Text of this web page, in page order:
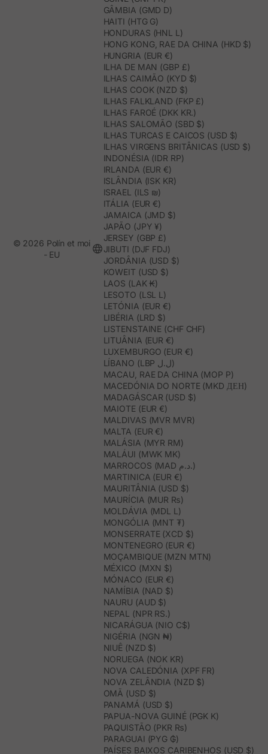
GÂMBIA (GMD D)
HAITI (HTG G)
HONDURAS (HNL L)
HONG KONG, RAE DA CHINA (HKD $)
HUNGRIA (EUR €)
ILHA DE MAN (GBP £)
ILHAS CAIMÃO (KYD $)
ILHAS COOK (NZD $)
ILHAS FALKLAND (FKP £)
ILHAS FAROÉ (DKK KR.)
ILHAS SALOMÃO (SBD $)
ILHAS TURCAS E CAICOS (USD $)
ILHAS VIRGENS BRITÂNICAS (USD $)
INDONÉSIA (IDR RP)
IRLANDA (EUR €)
ISLÂNDIA (ISK KR)
ISRAEL (ILS ₪)
ITÁLIA (EUR €)
JAMAICA (JMD $)
JAPÃO (JPY ¥)
JERSEY (GBP £)
JIBUTI (DJF FDJ)
JORDÂNIA (USD $)
KOWEIT (USD $)
LAOS (LAK ₭)
LESOTO (LSL L)
LETÓNIA (EUR €)
LIBÉRIA (LRD $)
LISTENSTAINE (CHF CHF)
LITUÂNIA (EUR €)
LUXEMBURGO (EUR €)
LÍBANO (LBP ل.ل)
MACAU, RAE DA CHINA (MOP P)
MACEDÓNIA DO NORTE (MKD ДЕН)
MADAGÁSCAR (USD $)
MAIOTE (EUR €)
MALDIVAS (MVR MVR)
MALTA (EUR €)
MALÁSIA (MYR RM)
MALÁUI (MWK MK)
MARROCOS (MAD د.م.)
MARTINICA (EUR €)
MAURITÂNIA (USD $)
MAURÍCIA (MUR ₨)
MOLDÁVIA (MDL L)
MONGÓLIA (MNT ₮)
MONSERRATE (XCD $)
MONTENEGRO (EUR €)
MOÇAMBIQUE (MZN MTN)
MÉXICO (MXN $)
MÓNACO (EUR €)
NAMÍBIA (NAD $)
NAURU (AUD $)
NEPAL (NPR RS.)
NICARÁGUA (NIO C$)
NIGÉRIA (NGN ₦)
NIUÊ (NZD $)
NORUEGA (NOK KR)
NOVA CALEDÓNIA (XPF FR)
NOVA ZELÂNDIA (NZD $)
OMÃ (USD $)
PANAMÁ (USD $)
PAPUA-NOVA GUINÉ (PGK K)
PAQUISTÃO (PKR ₨)
PARAGUAI (PYG ₲)
PAÍSES BAIXOS CARIBENHOS (USD $)
© 2026 Polín et moi
- EU